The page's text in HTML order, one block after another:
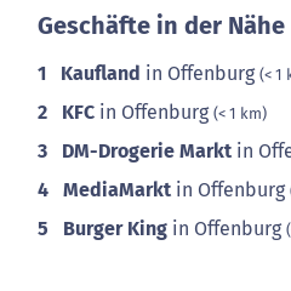
Geschäfte in der Nähe
1 Kaufland in Offenburg (< 1
2 KFC in Offenburg (< 1 km)
3 DM-Drogerie Markt in
4 MediaMarkt in Offenburg
5 Burger King in Offenburg